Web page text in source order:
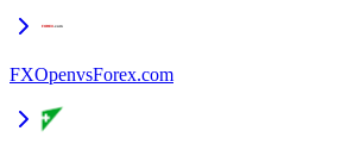
FXOpenvsForex.com